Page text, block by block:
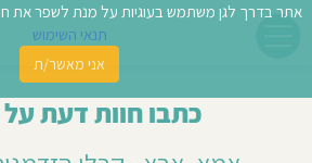
כתבו חוות דעת
אתר בדרך לגן משתמש בעוגיות על מנת לשפר את
תנאי השימוש
אני מאשר/ת